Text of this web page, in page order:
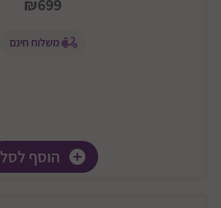
₪699
משלוח חינם
הוסף לסל